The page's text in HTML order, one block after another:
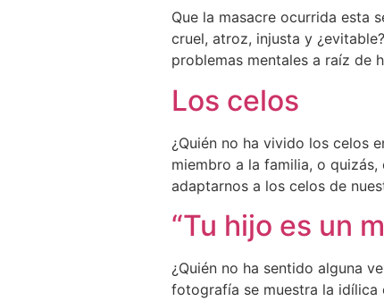
Que la masacre ocurrida esta
cruel, atroz, injusta y
problemas mentales a raíz de
Los celos
¿Quién no ha vivido los celos
miembro a la familia, o quizás,
adaptarnos a los celos de
“Tu hijo es un
¿Quién no ha sentido alguna
fotografía se muestra la idílica